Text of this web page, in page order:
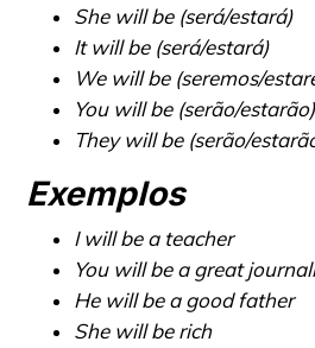
She will be (será/estará)
It will be (será/estará)
We will be (seremos/
You will be (serão/estarão)
They will be (serão/
Exemplos
I will be a teacher
You will be a great
He will be a good father
She will be rich